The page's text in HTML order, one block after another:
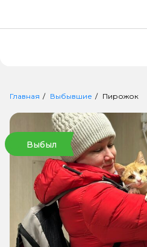
Главная Выбывшие Пирожок
Выбыл